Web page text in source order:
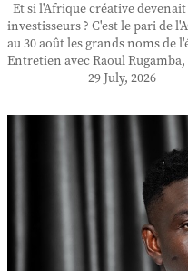
Et si l'Afrique créative
investisseurs ? C'est le pari de
au 30 août les grands noms
Entretien avec Raoul
29 July, 2026